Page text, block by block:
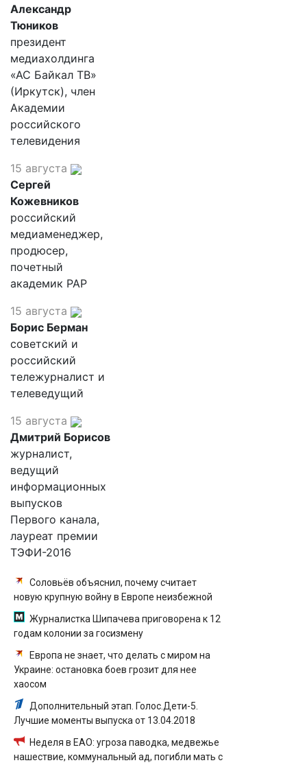
Александр
Тюников
президент
медиахолдинга
«АС Байкал ТВ»
(Иркутск), член
Академии
российского
телевидения
15 августа
Сергей
Кожевников
российский
медиаменеджер,
продюсер,
почетный
академик РАР
15 августа
Борис Берман
советский и
российский
тележурналист и
телеведущий
15 августа
Дмитрий Борисов
журналист,
ведущий
информационных
выпусков
Первого канала,
лауреат премии
ТЭФИ-2016
Соловьёв объяснил, почему считает
новую крупную войну в Европе неизбежной
Журналистка Шипачева приговорена к 12
годам колонии за госизмену
Европа не знает, что делать с миром на
Украине: остановка боев грозит для нее
хаосом
Дополнительный этап. Голос.Дети-5.
Лучшие моменты выпуска от 13.04.2018
Неделя в ЕАО: угроза паводка, медвежье
нашествие, коммунальный ад, погибли мать с